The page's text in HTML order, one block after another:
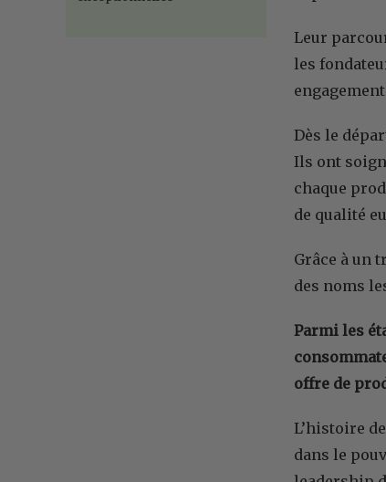
Leur
les
Dès le
Ils ont
chaque
de qualité
Grâce à un
des noms
Parmi les
offre de
L’histoire
dans le